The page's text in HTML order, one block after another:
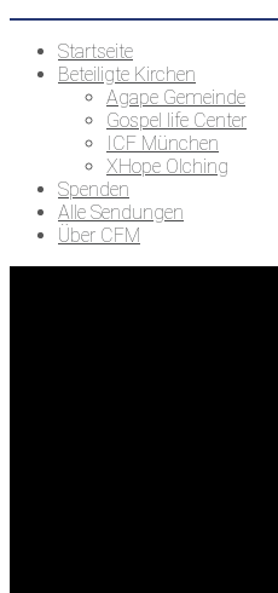
Startseite
Beteiligte Kirchen
Agape Gemeinde
Gospel life Center
ICF München
XHope Olching
Spenden
Alle Sendungen
Über CFM